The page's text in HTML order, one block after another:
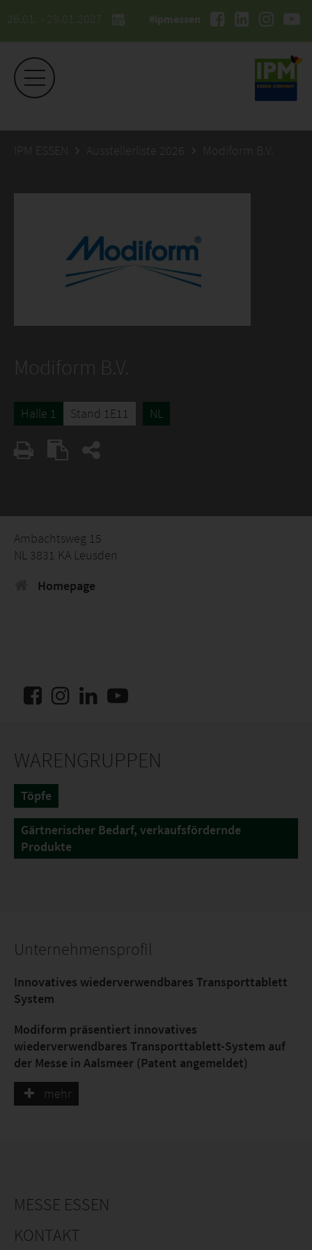
26.01. - 29.01.2027 #ipmessen
IPM ESSEN Ausstellerliste 2026 Modiform B.V.
Modiform B.V.
Halle 1 Stand 1E11 NL
Ambachtsweg 15
NL 3831 KA Leusden
Homepage
WARENGRUPPEN
Töpfe
Gärtnerischer Bedarf, verkaufsfördernde
Produkte
Unternehmensprofil
Innovatives wiederverwendbares Transporttablett
System
Modiform präsentiert innovatives
wiederverwendbares Transporttablett-System auf
der Messe in Aalsmeer (Patent angemeldet)
Im Einklang mit den steigenden Nachhaltigkeitszielen
und der europäischen PPWR-Gesetzgebung führt
Lösung wurde ausführlich auf der Royal FloraHolland
Trade Fair in Aalsmeer präsentiert.
mehr
MESSE ESSEN
KONTAKT